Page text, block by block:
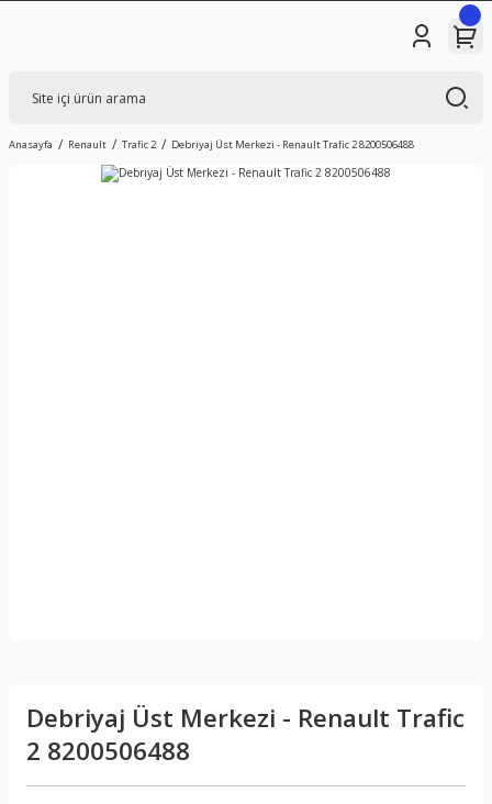
Anasayfa Renault Trafic 2 Debriyaj Üst Merkezi - Renault Trafic 2 8200506488
Debriyaj Üst Merkezi - Renault Trafic
2 8200506488